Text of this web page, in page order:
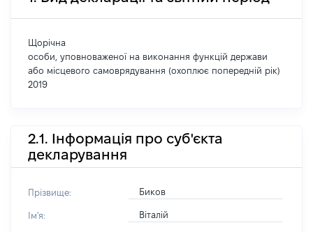
Щорічна
особи, уповноваженої на виконання функцій держави
або місцевого самоврядування (охоплює попередній рік)
2019
2.1. Інформація про суб'єкта
декларування
Прізвище: Биков
Ім'я: Віталій